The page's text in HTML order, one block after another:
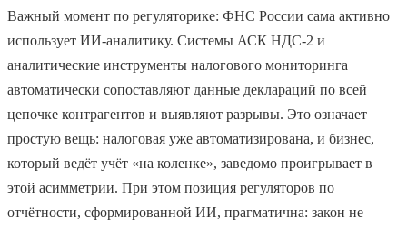
Важный момент по регуляторике: ФНС России сама активно
использует ИИ-аналитику. Системы АСК НДС-2 и
аналитические инструменты налогового мониторинга
автоматически сопоставляют данные деклараций по всей
цепочке контрагентов и выявляют разрывы. Это означает
простую вещь: налоговая уже автоматизирована, и бизнес,
который ведёт учёт «на коленке», заведомо проигрывает в
этой асимметрии. При этом позиция регуляторов по
отчётности, сформированной ИИ, прагматична: закон не